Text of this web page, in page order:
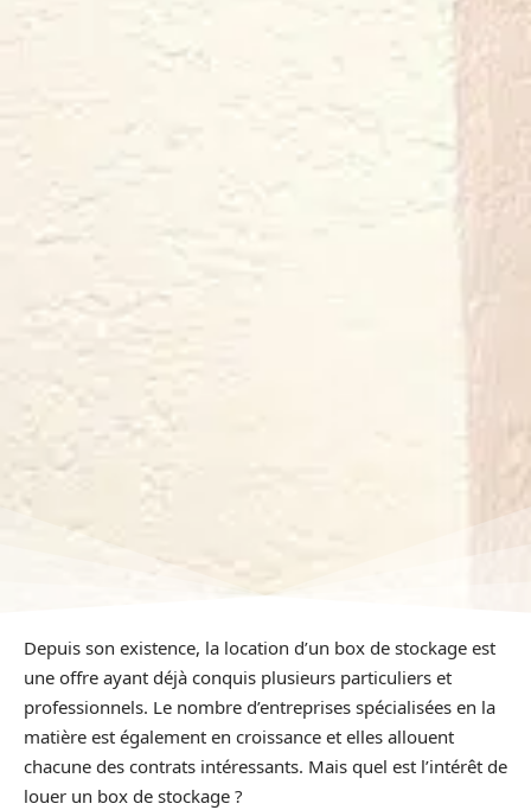
Depuis son existence, la location d’un box de stockage est
une offre ayant déjà conquis plusieurs particuliers et
professionnels. Le nombre d’entreprises spécialisées en la
matière est également en croissance et elles allouent
chacune des contrats intéressants. Mais quel est l’intérêt de
louer un box de stockage ?